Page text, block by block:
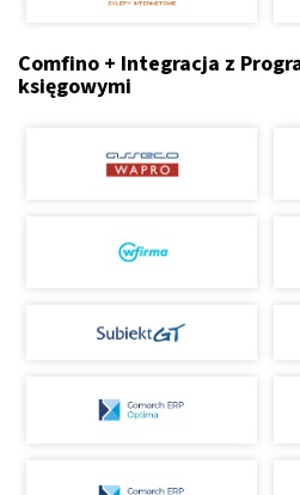
Comfino + Integracja z
księgowymi